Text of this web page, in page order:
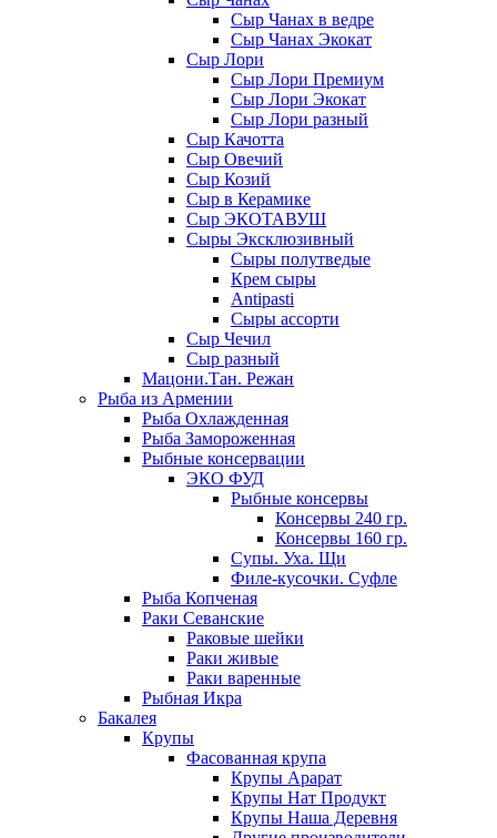
Сыр Чанах в ведре
Сыр Чанах Экокат
Сыр Лори
Сыр Лори Премиум
Сыр Лори Экокат
Сыр Лори разный
Сыр Качотта
Сыр Овечий
Сыр Козий
Сыр в Керамике
Сыр ЭКОТАВУШ
Сыры Эксклюзивный
Сыры полутведые
Крем сыры
Antipasti
Сыры ассорти
Сыр Чечил
Сыр разный
Мацони.Тан. Режан
Рыба из Армении
Рыба Охлажденная
Рыба Замороженная
Рыбные консервации
ЭКО ФУД
Рыбные консервы
Консервы 240 гр.
Консервы 160 гр.
Супы. Уха. Щи
Филе-кусочки. Суфле
Рыба Копченая
Раки Севанские
Раковые шейки
Раки живые
Раки варенные
Рыбная Икра
Бакалея
Крупы
Фасованная крупа
Крупы Арарат
Крупы Нат Продукт
Крупы Наша Деревня